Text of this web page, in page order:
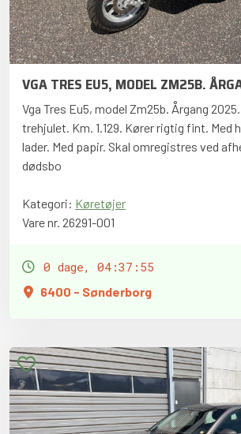
VGA TRES EU5, MODEL ZM25B.
Vga Tres Eu5, model Zm25b. Årgang
trehjulet. Km. 1.129. Kører rigtig fint. Med
lader. Med papir. Skal omregistres ved
dødsbo
Kategori: Køretøjer
Vare nr. 26291-001
0 dage, 04:37:54
6400 - Sønderborg